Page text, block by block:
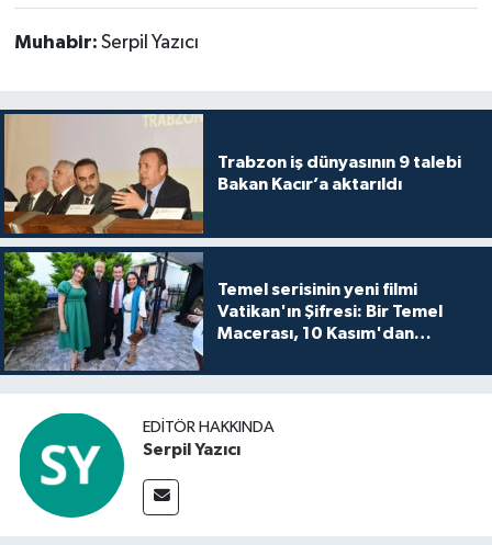
Muhabir: Serpil Yazıcı
Trabzon iş dünyasının 9 talebi
Bakan Kacır’a aktarıldı
Temel serisinin yeni filmi
Vatikan'ın Şifresi: Bir Temel
Macerası, 10 Kasım'dan
buluşuyo
EDITÖR HAKKINDA
Serpil Yazıcı